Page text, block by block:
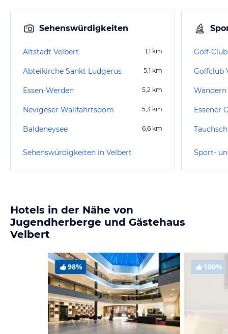
Sehenswürdigkeiten
Altstadt Velbert 1,1 km
Abteikirche Sankt Ludgerus 5,1 km
Essen-Werden 5,2 km
Nevigeser Wallfahrtsdom 5,3 km
Baldeneysee 6,6 km
Sehenswürdigkeiten in Velbert
Golf-Club
Sport-
Hotels in der Nähe von
Jugendherberge und Gästehaus
Velbert
98% 100%